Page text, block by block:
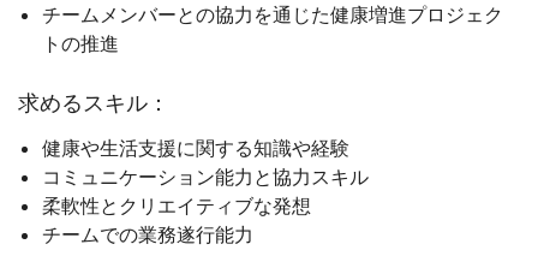
チームメンバーとの協力を通じた健康増進プロジェク
トの推進
求めるスキル：
健康や生活支援に関する知識や経験
コミュニケーション能力と協力スキル
柔軟性とクリエイティブな発想
チームでの業務遂行能力